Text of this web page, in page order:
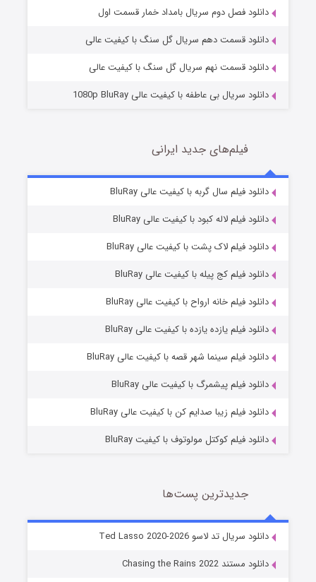
قسمت2 (زیرنویس) منتشر شد
قسمت7 (زیرنویس) منتشر شد
خاندان اژدها فصل ۳
دانلود فصل دوم سریال بامداد خمار قسمت اول
دانلود قسمت دهم سریال گل سنگ با کیفیت عالی
دانلود قسمت نهم سریال گل سنگ با کیفیت عالی
دانلود سریال بی عاطفه با کیفیت عالی 1080p BluRay
فیلم‌های جدید ایرانی
دانلود فیلم سال گربه با کیفیت عالی BluRay
دانلود فیلم لاله کبود با کیفیت عالی BluRay
دانلود فیلم لاک پشت با کیفیت عالی BluRay
دانلود فیلم کج‌ پیله با کیفیت عالی BluRay
دانلود فیلم خانه ارواح با کیفیت عالی BluRay
دانلود فیلم یازده یازده با کیفیت عالی BluRay
دانلود فیلم سینما شهر قصه با کیفیت عالی BluRay
دانلود فیلم پیشمرگ با کیفیت عالی BluRay
دانلود فیلم زیبا صدایم کن با کیفیت عالی BluRay
دانلود فیلم کوکتل مولوتوف با کیفیت BluRay
جدیدترین پست‌ها
دانلود سریال تد لاسو Ted Lasso 2020-2026
دانلود مستند Chasing the Rains 2022